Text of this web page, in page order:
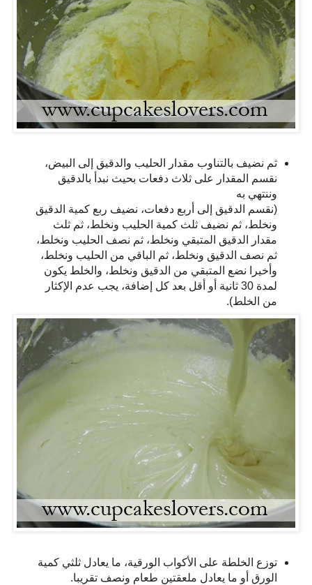
ثم نضيف بالتناوب مقدار الحليب والدقيق إلى البيض،
نقسم المقدار على ثلاث دفعات بحيث نبدأ بالدقيق
وننتهي به
(نقسم الدقيق إلى أربع دفعات، نضيف ربع كمية الدقيق
ونخلط، ثم نضيف ثلث كمية الحليب ونخلط، ثم ثلث
مقدار الدقيق المتبقي ونخلط، ثم نصف الحليب ونخلط،
ثم نصف الدقيق ونخلط، ثم الباقي من الحليب ونخلط،
وأخيرا نضع المتبقي من الدقيق ونخلط، والخلط يكون
لمدة 30 ثانية أو أقل بعد كل إضافة، يجب عدم الإكثار
من الخلط).
توزع الخلطة على الأكواب الورقية، ما يعادل ثلثي كمية
الورق أو ما يعادل ملعقتين طعام ونصف تقريبا.